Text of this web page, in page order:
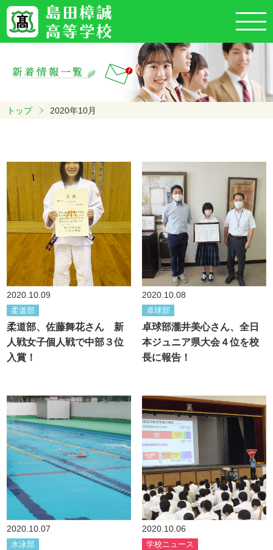
トップ 2020年10月
2020.10.09
柔道部
柔道部、佐藤舞花さん 新
人戦女子個人戦で中部３位
入賞！
2020.10.08
卓球部
卓球部瀧井美心さん、全日
本ジュニア県大会４位を校
長に報告！
2020.10.07
水泳部
2020.10.06
学校ニュース